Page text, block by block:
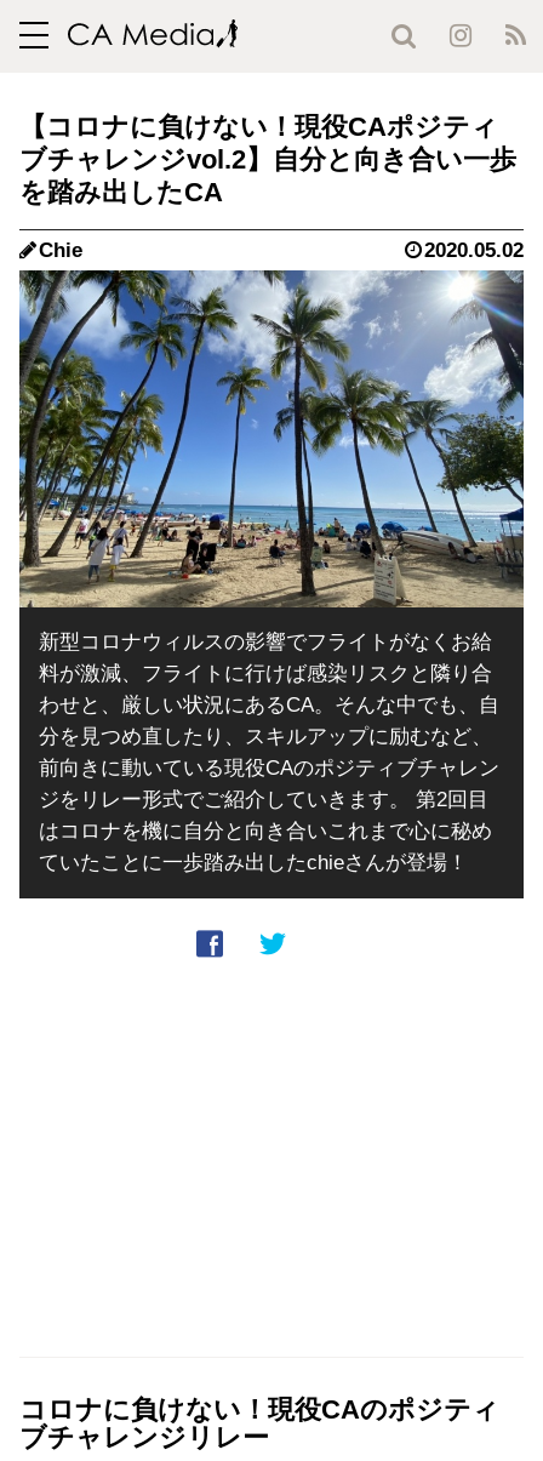
toggle
【コロナに負けない！現役CAポジティ
ブチャレンジvol.2】自分と向き合い一歩
を踏み出したCA
Chie 2020.05.02
新型コロナウィルスの影響でフライトがなくお給
料が激減、フライトに行けば感染リスクと隣り合
わせと、厳しい状況にあるCA。そんな中でも、自
分を見つめ直したり、スキルアップに励むなど、
前向きに動いている現役CAのポジティブチャレン
ジをリレー形式でご紹介していきます。 第2回目
はコロナを機に自分と向き合いこれまで心に秘め
ていたことに一歩踏み出したchieさんが登場！
コロナに負けない！現役CAのポジティ
ブチャレンジリレー